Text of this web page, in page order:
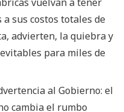
sus costos totales de
advierten, la quiebra y
para miles de
al Gobierno: el
cambia el rumbo